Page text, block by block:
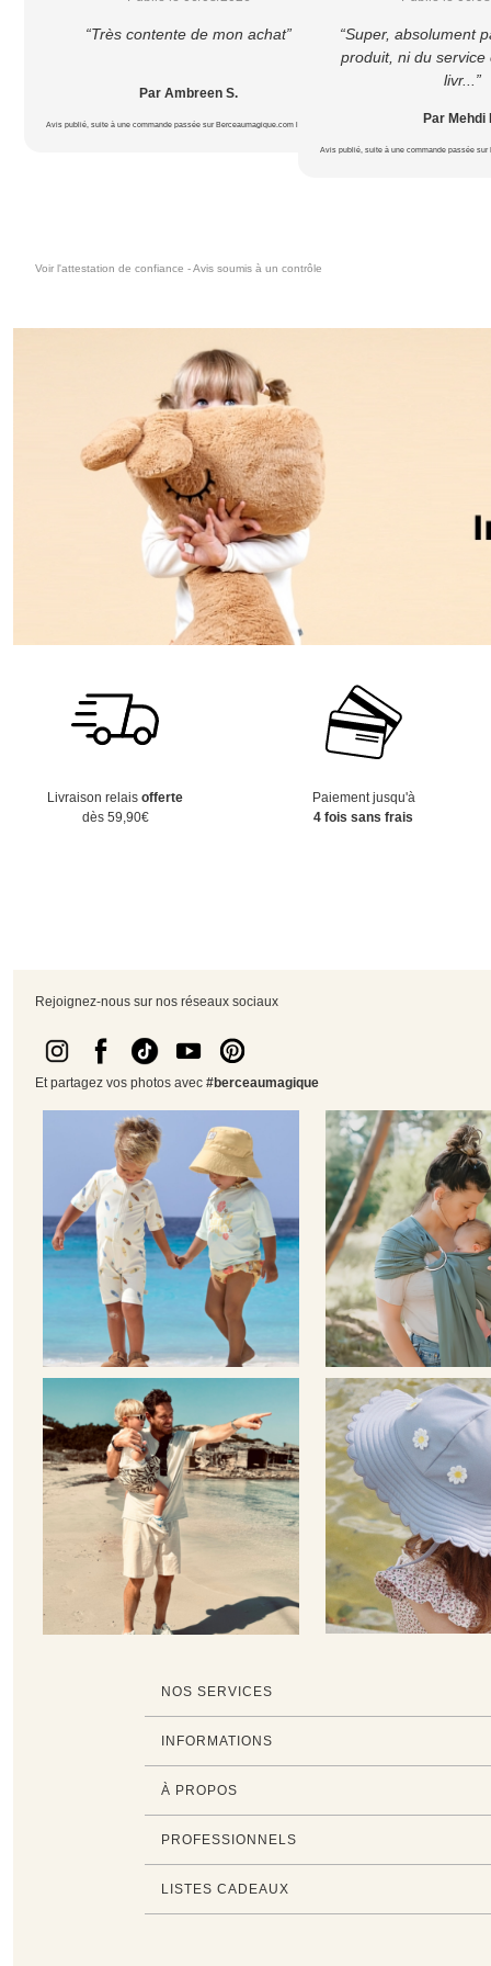
“Très contente de mon achat”
Par Ambreen S.
Avis publié, suite à une commande passée sur Berceaumagique.com le 18/07/2026
“Super, absolument
produit, ni du service
livr...”
Par Mehdi
Avis publié, suite à une commande passée sur
Voir l'attestation de confiance - Avis soumis à un contrôle
Livraison relaisofferte
dès 59,90€
Paiement jusqu'à
4 fois sans frais
Rejoignez-nous sur nos réseaux sociaux
Et partagez vos photos avec #berceaumagique
NOS SERVICES
INFORMATIONS
À PROPOS
PROFESSIONNELS
LISTES CADEAUX